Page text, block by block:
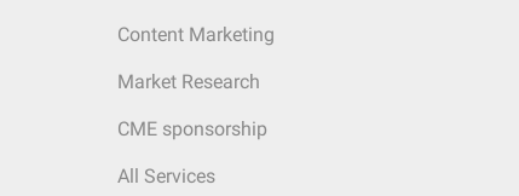
Content Marketing
Market Research
CME sponsorship
All Services